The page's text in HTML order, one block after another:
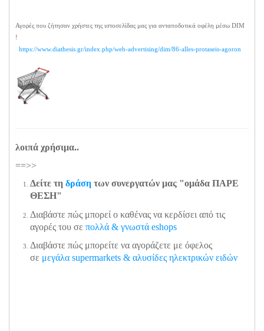
Αγορές που ζήτησαν χρήστες της ιστοσελίδας μας για ανταποδοτικά οφέλη μέσω DIM
!
https://www.diathesis.gr/index.php/web-advertising/dim/86-alles-protaseis-agoron
λοιπά χρήσιμα..
==>>
Δείτε τη δράση των συνεργατών μας "ομάδα ΠΑΡΕ
ΘΕΣΗ"
Διαβάστε πώς μπορεί ο καθένας να κερδίσει από τις
αγορές του σε πολλά & γνωστά eshops
Διαβάστε πώς μπορείτε να αγοράζετε με όφελος
σε μεγάλα supermarkets & αλυσίδες ηλεκτρικών ειδών